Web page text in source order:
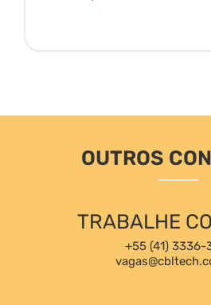
OUTROS
TRABALHE
+55 (41) 3336-